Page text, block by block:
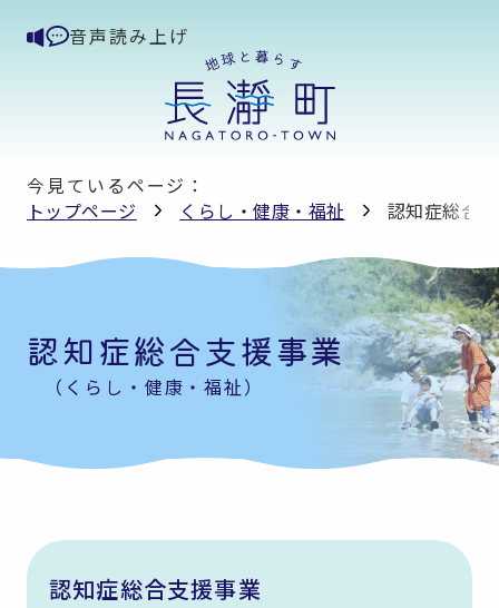
音声読み上げ
今見ているページ：
トップページ
くらし・健康・福祉 認知症総合
認知症総合支援事業
（くらし・健康・福祉）
認知症総合支援事業